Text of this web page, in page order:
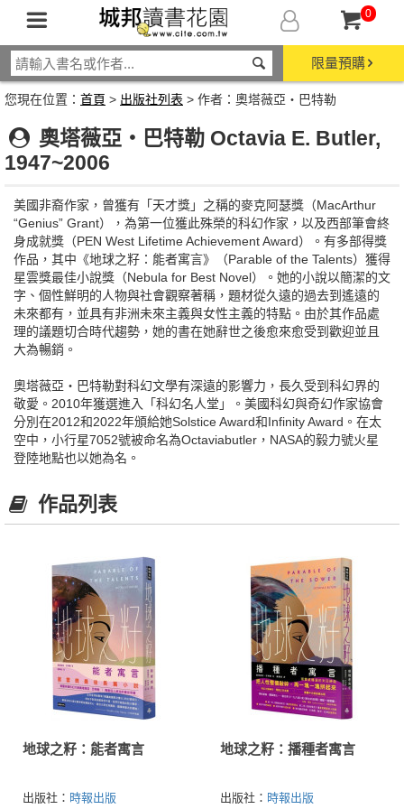
0
限量預購
您現在位置： 首頁 > 出版社列表 > 作者：奧塔薇亞‧巴特勒
奧塔薇亞‧巴特勒 Octavia E. Butler,
1947~2006
美國非裔作家，曾獲有「天才獎」之稱的麥克阿瑟獎（MacArthur
“Genius” Grant），為第一位獲此殊榮的科幻作家，以及西部筆會終
身成就獎（PEN West Lifetime Achievement Award）。有多部得獎
作品，其中《地球之籽：能者寓言》（Parable of the Talents）獲得
星雲獎最佳小說獎（Nebula for Best Novel）。她的小說以簡潔的文
字、個性鮮明的人物與社會觀察著稱，題材從久遠的過去到遙遠的
未來都有，並具有非洲未來主義與女性主義的特點。由於其作品處
理的議題切合時代趨勢，她的書在她辭世之後愈來愈受到歡迎並且
大為暢銷。
奧塔薇亞‧巴特勒對科幻文學有深遠的影響力，長久受到科幻界的
敬愛。2010年獲選進入「科幻名人堂」。美國科幻與奇幻作家協會
分別在2012和2022年頒給她Solstice Award和Infinity Award。在太
空中，小行星7052號被命名為Octaviabutler，NASA的毅力號火星
登陸地點也以她為名。
作品列表
地球之籽：能者寓言
出版社： 時報出版
地球之籽：播種者寓言
出版社： 時報出版